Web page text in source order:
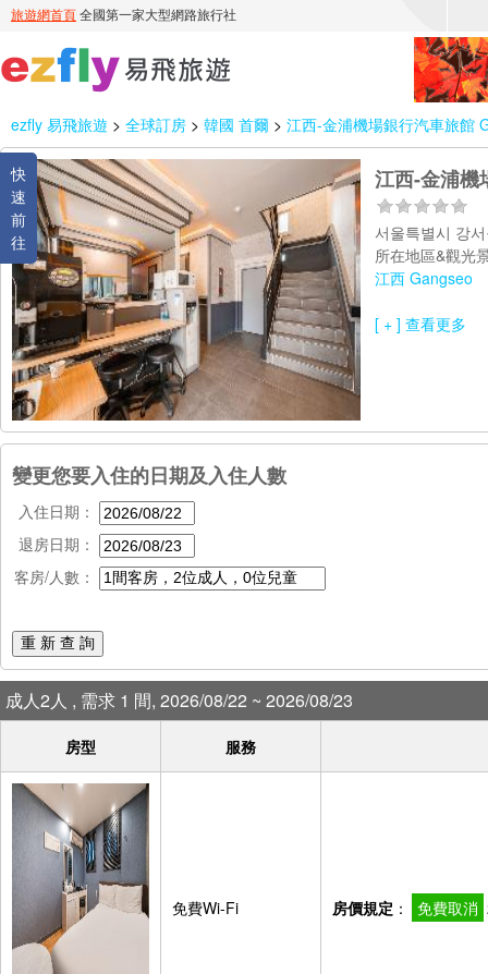
ezfly 易飛旅遊 > 全球訂房 > 韓國 首爾 > 江西-金浦機場銀行汽車旅館
快
速
前
往
江西-金浦
서울특별시 강
所在地區&觀光
江西 Gangseo
[ + ] 查看更多
變更您要入住的日期及入住人數
入住日期：
退房日期：
客房/人數：
重 新 查 詢
成人2人 , 需求 1 間, 2026/08/22 ~ 2026/08/23
房型 服務
免費Wi-Fi 房價規定 ： 免費取消